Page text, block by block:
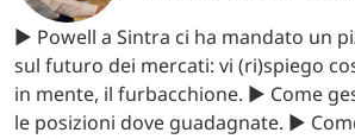
▶️ Powell a Sintra ci ha mandato un
sul futuro dei mercati: vi (ri)spiego
in mente, il furbacchione. ▶️ Come
le posizioni dove guadagnate. ▶️